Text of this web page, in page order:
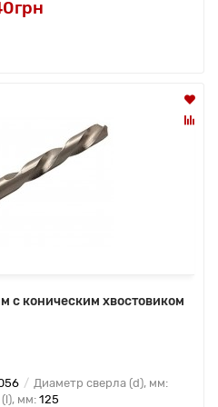
с коническим хвостовиком
Диаметр сверла (d), мм:
мм: 125